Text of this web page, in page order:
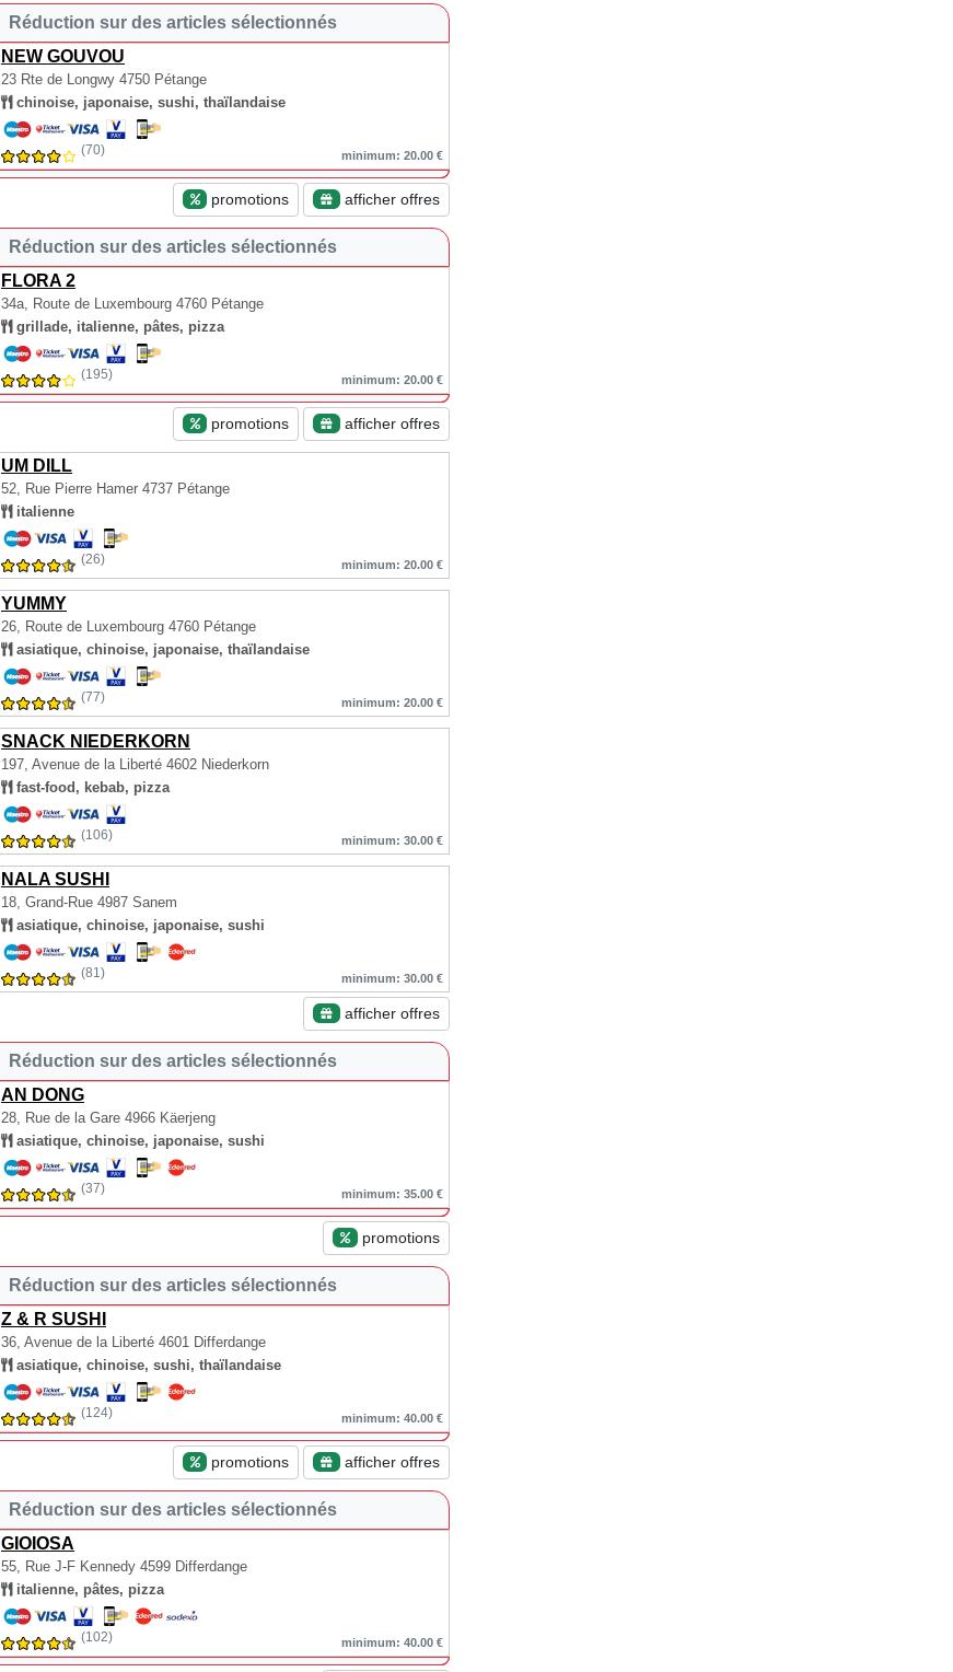
Réduction sur des articles sélectionnés
NEW GOUVOU
23 Rte de Longwy 4750 Pétange
chinoise, japonaise, sushi, thaïlandaise
(70) minimum: 20.00 €
promotions afficher offres
Réduction sur des articles sélectionnés
FLORA 2
34a, Route de Luxembourg 4760 Pétange
grillade, italienne, pâtes, pizza
(195) minimum: 20.00 €
promotions afficher offres
UM DILL
52, Rue Pierre Hamer 4737 Pétange
italienne
(26) minimum: 20.00 €
YUMMY
26, Route de Luxembourg 4760 Pétange
asiatique, chinoise, japonaise, thaïlandaise
(77) minimum: 20.00 €
SNACK NIEDERKORN
197, Avenue de la Liberté 4602 Niederkorn
fast-food, kebab, pizza
(106) minimum: 30.00 €
NALA SUSHI
18, Grand-Rue 4987 Sanem
asiatique, chinoise, japonaise, sushi
(81) minimum: 30.00 €
afficher offres
Réduction sur des articles sélectionnés
AN DONG
28, Rue de la Gare 4966 Käerjeng
asiatique, chinoise, japonaise, sushi
(37) minimum: 35.00 €
promotions
Réduction sur des articles sélectionnés
Z & R SUSHI
36, Avenue de la Liberté 4601 Differdange
asiatique, chinoise, sushi, thaïlandaise
(124) minimum: 40.00 €
promotions afficher offres
Réduction sur des articles sélectionnés
GIOIOSA
55, Rue J-F Kennedy 4599 Differdange
italienne, pâtes, pizza
(102) minimum: 40.00 €